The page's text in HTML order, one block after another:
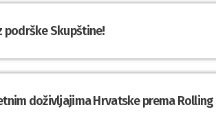
podrške Skupštine!
doživljajima Hrvatske prema Rolling